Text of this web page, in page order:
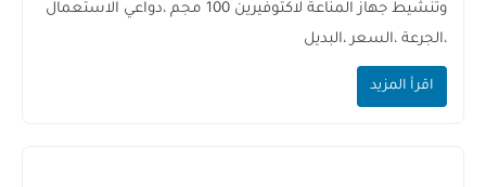
وتنشيط جهاز المناعة لاكتوفيرين 100 مجم ،دواعي الاستعمال
،الجرعة ،السعر ،البديل
اقرأ المزيد